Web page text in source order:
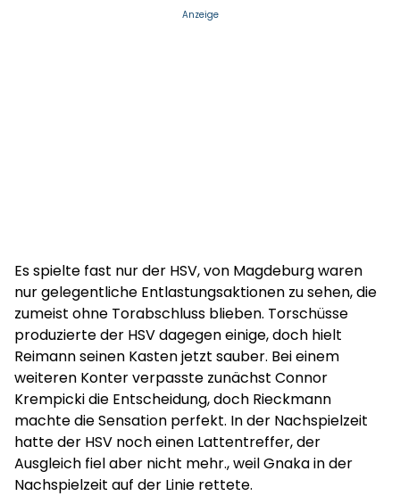
Anzeige
Es spielte fast nur der HSV, von Magdeburg waren
nur gelegentliche Entlastungsaktionen zu sehen, die
zumeist ohne Torabschluss blieben. Torschüsse
produzierte der HSV dagegen einige, doch hielt
Reimann seinen Kasten jetzt sauber. Bei einem
weiteren Konter verpasste zunächst Connor
Krempicki die Entscheidung, doch Rieckmann
machte die Sensation perfekt. In der Nachspielzeit
hatte der HSV noch einen Lattentreffer, der
Ausgleich fiel aber nicht mehr., weil Gnaka in der
Nachspielzeit auf der Linie rettete.